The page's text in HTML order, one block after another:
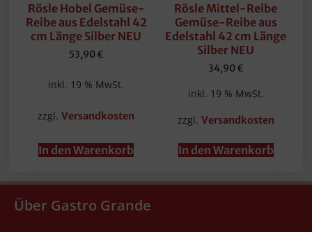
Rösle Hobel Gemüse-
Reibe aus Edelstahl 42
cm Länge Silber NEU
53,90 €
inkl. 19 % MwSt.
zzgl.Versandkosten
In den Warenkorb
Rösle Mittel-Reibe
Gemüse-Reibe aus
Edelstahl 42 cm Länge
Silber NEU
34,90 €
inkl. 19 % MwSt.
zzgl. Versandkosten
In den Warenkorb
Über Gastro Grande